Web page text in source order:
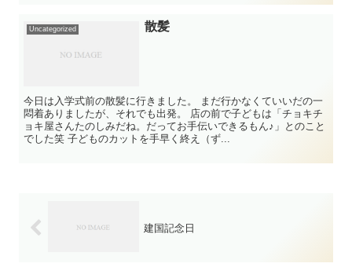
Uncategorized 散髪
今日は入学式前の散髪に行きました。 まだ行かなくていいだの一
悶着ありましたが、それでも出発。 店の前で子どもは「チョキチ
ョキ屋さんたのしみだね。だってお手伝いできるもん♪」とのこと
でした笑 子どものカットを手早く終え（ず...
建国記念日